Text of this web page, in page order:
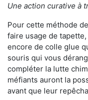
Une action curative à
Pour cette méthode de
faire usage de
encore de colle glue
souris qui vous
compléter la lutte
méfiants auront la
avant que leur